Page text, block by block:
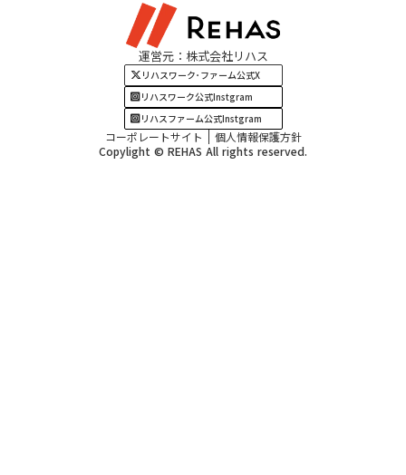
四国・九州エリア運営元：株式会社リハス
リハスワーク･ファーム公式X
リハスワーク公式Instgram
リハスファーム公式Instgram
コーポレートサイト
個人情報保護方針
Copylight © REHAS All rights reserved.